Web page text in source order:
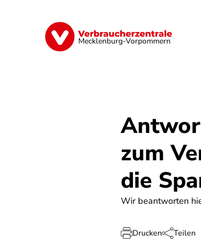
Mecklenburg-Vorpommern
Finanzen Digitales
zum
die
Wir beantworten
Drucken Teilen